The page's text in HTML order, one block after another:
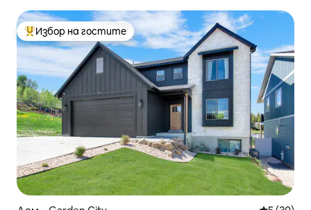
Най-популярен избор на гостите
Избор на гостите